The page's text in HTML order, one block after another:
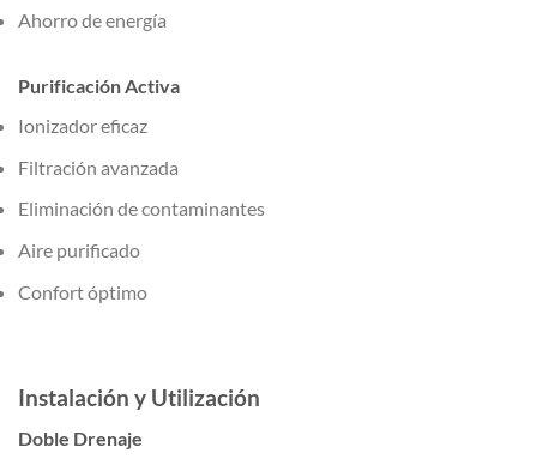
Ahorro de energía
Purificación Activa
Ionizador eficaz
Filtración avanzada
Eliminación de contaminantes
Aire purificado
Confort óptimo
Instalación y Utilización
Doble Drenaje